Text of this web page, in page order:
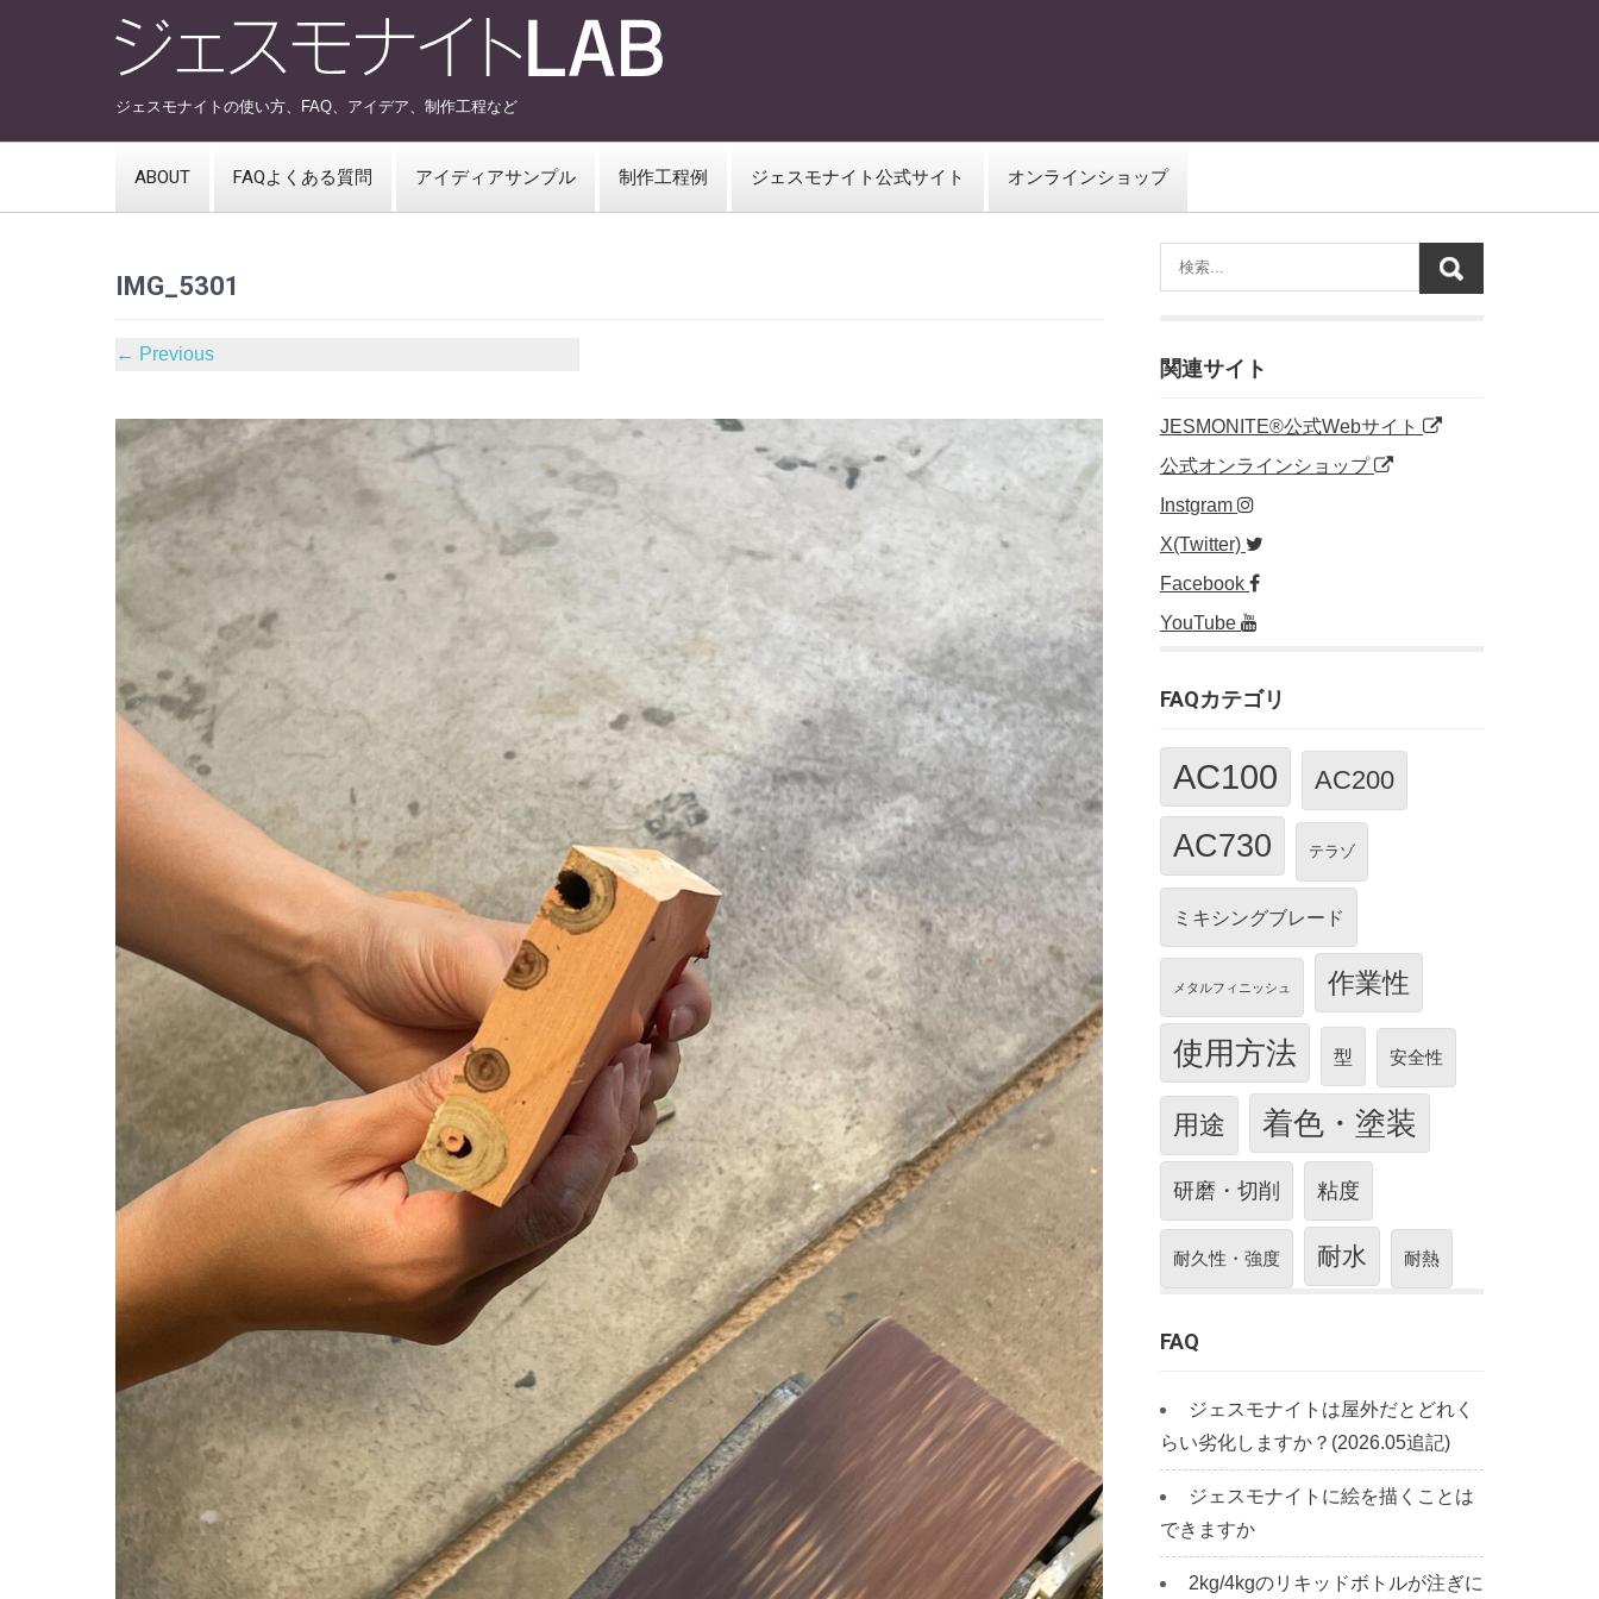
ジェスモナイトの使い方、FAQ、アイデア、制作工程など
ABOUT FAQよくある質問 アイディアサンプル 制作工程例 ジェスモナイト公式サイト オンラインショップ
IMG_5301
← Previous
関連サイト
JESMONITE®公式Webサイト
公式オンラインショップ
Instgram
X(Twitter)
Facebook
YouTube
FAQカテゴリ
AC100 AC200
AC730 テラゾ
ミキシングブレード
メタルフィニッシュ 作業性
使用方法 型 安全性
用途 着色・塗装
研磨・切削 粘度
耐久性・強度 耐水 耐熱
FAQ
ジェスモナイトは屋外だとどれく
らい劣化しますか？(2026.05追記)
ジェスモナイトに絵を描くことは
できますか
2kg/4kgのリキッドボトルが注ぎに